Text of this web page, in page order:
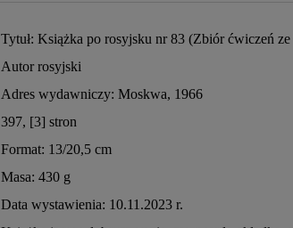
Tytuł: Książka po rosyjsku nr 83 (Zbiór ćwiczeń
Autor rosyjski
Adres wydawniczy: Moskwa, 1966
397, [3] stron
Format: 13/20,5 cm
Masa: 430 g
Data wystawienia: 10.11.2023 r.